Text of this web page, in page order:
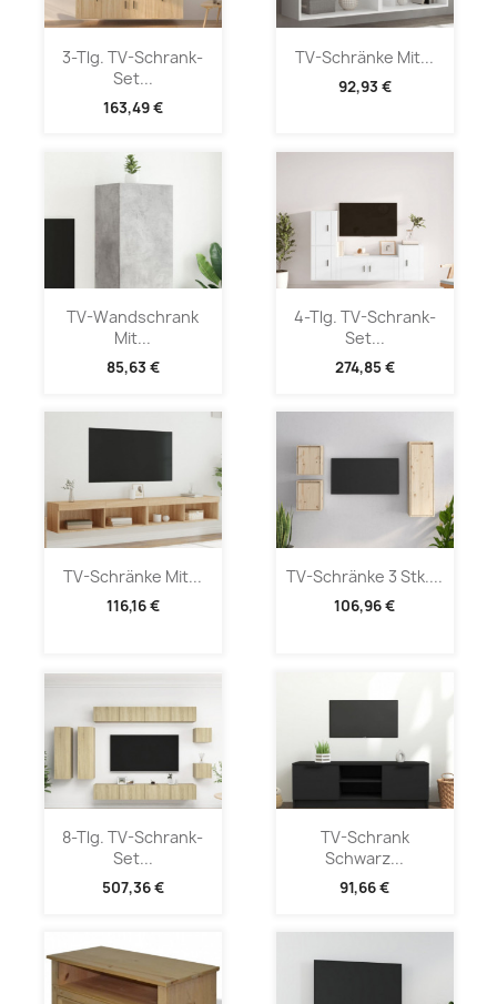
3-Tlg. TV-Schrank-
Set...
163,49 €
TV-Schränke Mit...
92,93 €
TV-Wandschrank
Mit...
85,63 €
4-Tlg. TV-Schrank-
Set...
274,85 €
TV-Schränke Mit...
116,16 €
TV-Schränke 3 Stk....
106,96 €
8-Tlg. TV-Schrank-
Set...
507,36 €
TV-Schrank
Schwarz...
91,66 €